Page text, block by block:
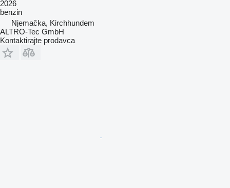
2026
benzin
Njemačka, Kirchhundem
ALTRO-Tec GmbH
Kontaktirajte prodavca